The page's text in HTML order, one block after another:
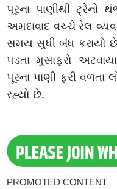
પૂરના પાણીથી ટ્રેનો
અમદાવાદ વચ્ચે રેલ
સમય સુધી બંધ કરાયો
પડતા મુસાફરો
પૂરના પાણી ફરી વળતા
રહ્યો છે.